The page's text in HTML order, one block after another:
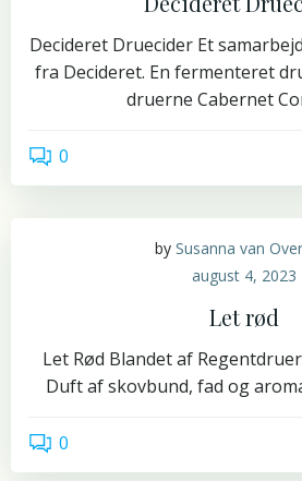
Decideret Druecider Et
fra Decideret. En fermenteret
druerne Cabernet
0
by Susanna van
august 4, 2023
Let rød
Let Rød Blandet af
Duft af skovbund, fad og
0